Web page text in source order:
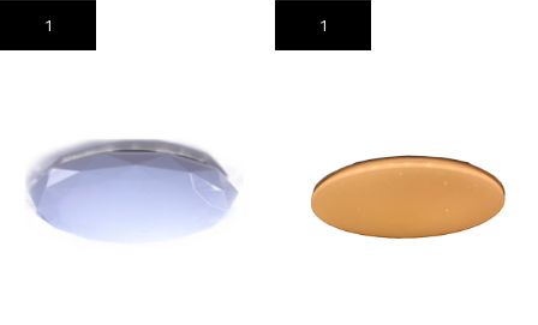
PIEVIENOT GROZAM PIEVIENOT GROZAM